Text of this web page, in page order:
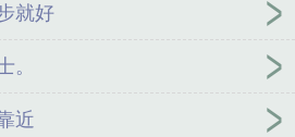
就好
。
近